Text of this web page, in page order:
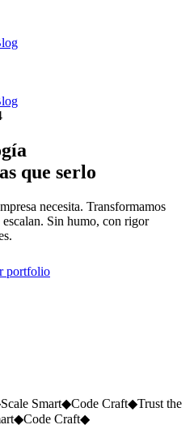
gía
que serlo
necesita. Transformamos
Sin humo, con rigor
portfolio
Scale Smart◆Code Craft◆Trust the
◆Code Craft◆